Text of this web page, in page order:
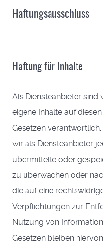
Haftungsausschluss
Haftung für Inhalte
Als Diensteanbieter sind
eigene Inhalte auf
Gesetzen verantwortlich.
wir als Diensteanbieter
übermittelte oder
zu überwachen oder
die auf eine
Verpflichtungen zur
Nutzung von
Gesetzen bleiben